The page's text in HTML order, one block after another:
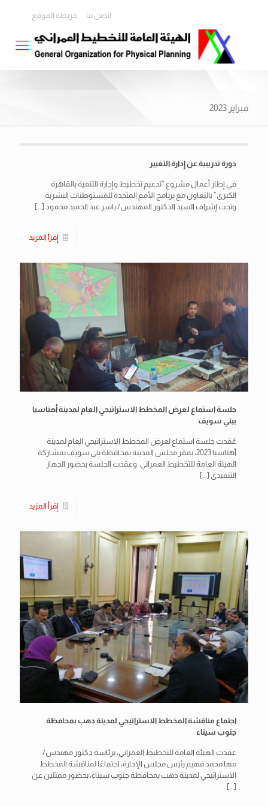
اتصل بنا خريطة الموقع
فبراير 2023
دورة تدريبية عن إدارة التغيير
في إطار أعمال مشروع “تدعيم تخطيط وإدارة التنمية بالقاهرة
الكبرى” بالتعاون مع برنامج الأمم المتحدة للمستوطنات البشرية
وتحت إشراف السيد الدكتور المهندس/ ياسر عبد الحميد محمود […]
إقرأ المزيد
جلسة استماع لعرض المخطط الاستراتيجي العام لمدينة أهناسيا
ببني سويف
عُقدت جلسة استماع لعرض المخطط الاستراتيجي العام لمدينة
أهناسيا 2023، بمقر مجلس المدينة بمحافظة بني سويف بمشاركة
الهيئة العامة للتخطيط العمراني. وعقدت الجلسة بحضور الجهاز
التنفيذى […]
إقرأ المزيد
اجتماع مناقشة المخطط الاستراتيجي لمدينة دهب بمحافظة
جنوب سيناء
عقدت الهيئة العامة للتخطيط العمراني، برئاسة دكتور مهندس/
مها محمد فهيم رئيس مجلس الإدارة، اجتماعًا لمناقشة المخطط
الاستراتيجي لمدينة دهب بمحافظة جنوب سيناء، بحضور ممثلين عن
[…]